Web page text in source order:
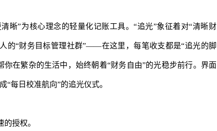
”为核心理念的轻量化记账工具。“追光”象征着对“清晰财
的“财务目标管理社群”——在这里，每笔收支都是“追光的脚
你在繁杂的生活中，始终朝着“财务自由”的光稳步前行。界面
“每日校准航向”的追光仪式。
授权。